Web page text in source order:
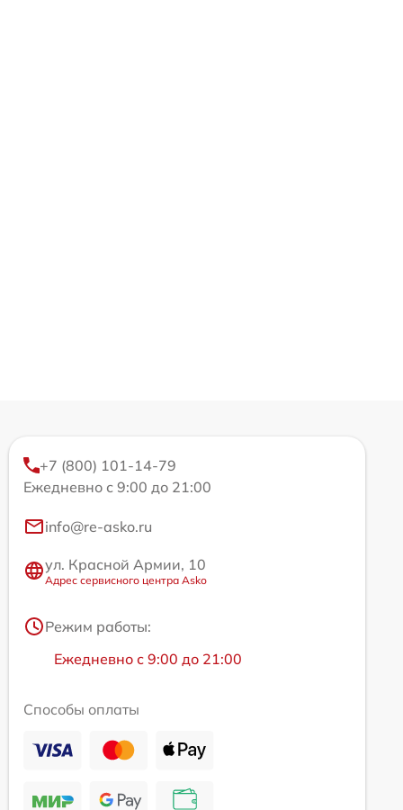
+7 (800) 101-14-79
Ежедневно с 9:00 до 21:00
info@re-asko.ru
ул. Красной Армии, 10
Адрес сервисного центра Asko
Режим работы:
Ежедневно с 9:00 до 21:00
Способы оплаты